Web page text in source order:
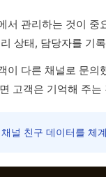
서 관리하는 것이
상태, 담당자를 기
이 다른 채널로 문
고객은 기억해 주는
널 친구 데이터를 체